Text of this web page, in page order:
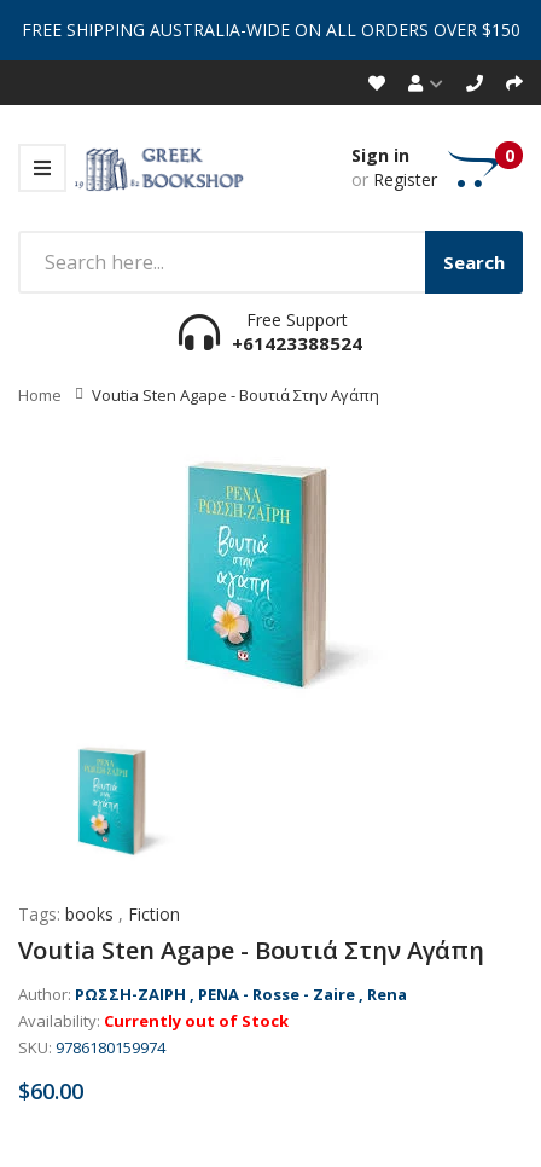
FREE SHIPPING AUSTRALIA-WIDE ON ALL ORDERS OVER $150
Sign in
or Register
0
Search
Free Support
+61423388524
Home Voutia Sten Agape - Βουτιά Στην Αγάπη
Tags: books , Fiction
Voutia Sten Agape - Βουτιά Στην Αγάπη
Author: ΡΩΣΣΗ-ΖΑΙΡΗ , ΡΕΝΑ - Rosse - Zaire , Rena
Availability: Currently out of Stock
SKU: 9786180159974
$60.00